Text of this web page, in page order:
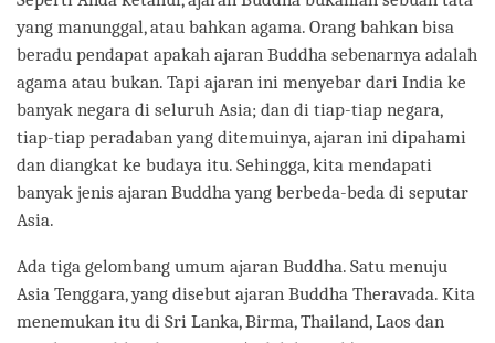
yang manunggal, atau bahkan agama. Orang bahkan bisa
beradu pendapat apakah ajaran Buddha sebenarnya adalah
agama atau bukan. Tapi ajaran ini menyebar dari India ke
banyak negara di seluruh Asia; dan di tiap-tiap negara,
tiap-tiap peradaban yang ditemuinya, ajaran ini dipahami
dan diangkat ke budaya itu. Sehingga, kita mendapati
banyak jenis ajaran Buddha yang berbeda-beda di seputar
Asia.
Ada tiga gelombang umum ajaran Buddha. Satu menuju
Asia Tenggara, yang disebut ajaran Buddha Theravada. Kita
menemukan itu di Sri Lanka, Birma, Thailand, Laos dan